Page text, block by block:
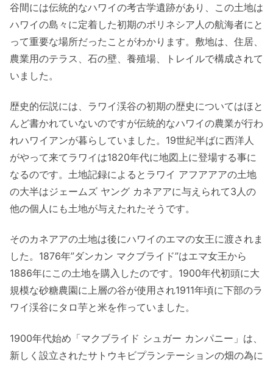
谷間には伝統的なハワイの考古学遺跡があり、この土地は
ハワイの島々に定着した初期のポリネシア人の航海者にと
って重要な場所だったことがわかります。敷地は、住居、
農業用のテラス、石の壁、養殖場、トレイルで構成されて
いました。
歴史的伝説には、ラワイ渓谷の初期の歴史についてはほと
んど書かれていないのですが伝統的なハワイの農業が行わ
れハワイアンが暮らしていました。19世紀半ばに西洋人
がやって来てラワイは1820年代に地図上に登場する事に
なるのです。土地記録によるとラワイ アフアアアの土地
の大半はジェームズ ヤング カネアアに与えられて3人の
他の個人にも土地が与えたれたそうです。
そのカネアアの土地は後にハワイのエマの女王に渡されま
した。1876年”ダンカン マクブライド”はエマ女王から
1886年にこの土地を購入したのです。1900年代初頭に大
規模な砂糖農園に上層の谷が使用され1911年頃に下部のラ
ワイ渓谷にタロ芋と米を作っていました。
1900年代始め「マクブライド シュガー カンパニー」は、
新しく設立されたサトウキビプランテーションの畑の為に